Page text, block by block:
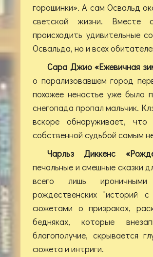
горошинки». А сам Освальд
светской жизни. Вместе
происходить удивительные
Освальда, но и всех
Сара Джио «Ежевичная
о парализовавшем город
похожее ненастье уже было
снегопада пропал мальчик.
вскоре обнаруживает,
собственной судьбой самым
Чарльз Диккенс
печальные и смешные сказки
всего лишь ироничными
рождественских "историй
сюжетами о призраках,
бедняках, которые
благополучие, скрывается
сюжета и интриги.